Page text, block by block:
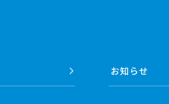
お知らせ